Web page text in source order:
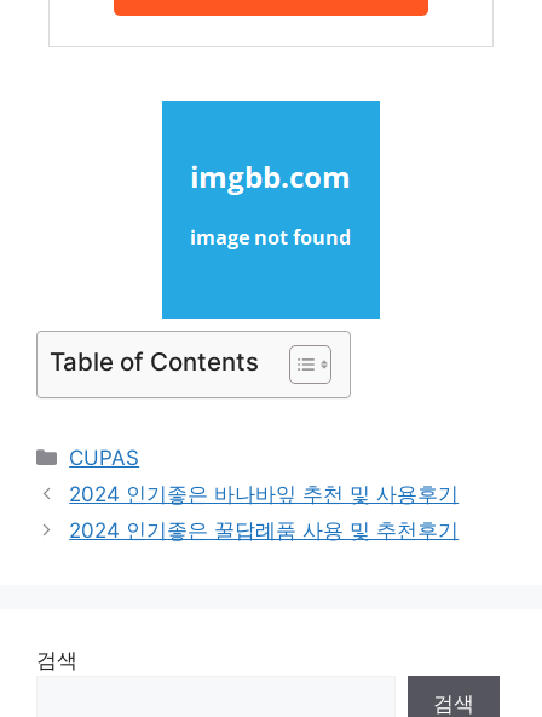
Table of Contents
Categories
CUPAS
2024 인기좋은 바나바잎 추천 및 사용후기
2024 인기좋은 꿀답례품 사용 및 추천후기
검색
검색